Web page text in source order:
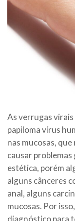
As verrugas
papiloma vírus
nas mucosas,
causar
estética, porém
alguns cânceres
anal, alguns
mucosas. Por
diagnóstico para